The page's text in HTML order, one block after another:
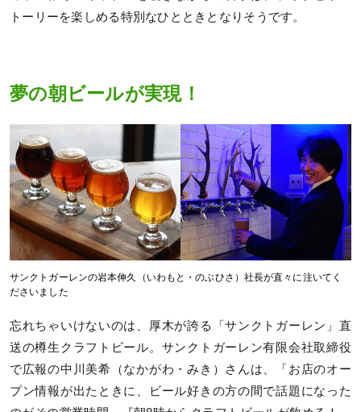
トーリーを楽しめる特別なひとときとなりそうです。
夢の朝ビールが実現！
サンクトガーレンの岩本伸久（いわもと・のぶひさ）社長が直々に注いてく
ださいました
忘れちゃいけないのは、厚木が誇る「サンクトガーレン」直
送の樽生クラフトビール。サンクトガーレン有限会社取締役
で広報の中川美希（なかがわ・みき）さんは、「お店のオー
プン情報が出たときに、ビール好きの方の間で話題になった